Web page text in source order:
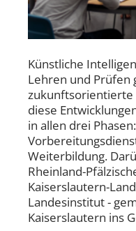
Künstliche
Lehren und Prüfen
diese
in allen drei
Weiterbildung.
Rheinland-
Kaiserslautern-
Landesinstitut -
Kaiserslautern ins